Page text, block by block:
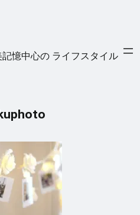
憶中心の ライフスタイル